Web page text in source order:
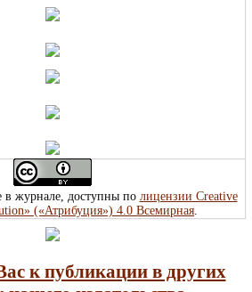
в журнале, доступны по лицензии Creative
(«Атрибуция») 4.0 Всемирная.
к публикации в других